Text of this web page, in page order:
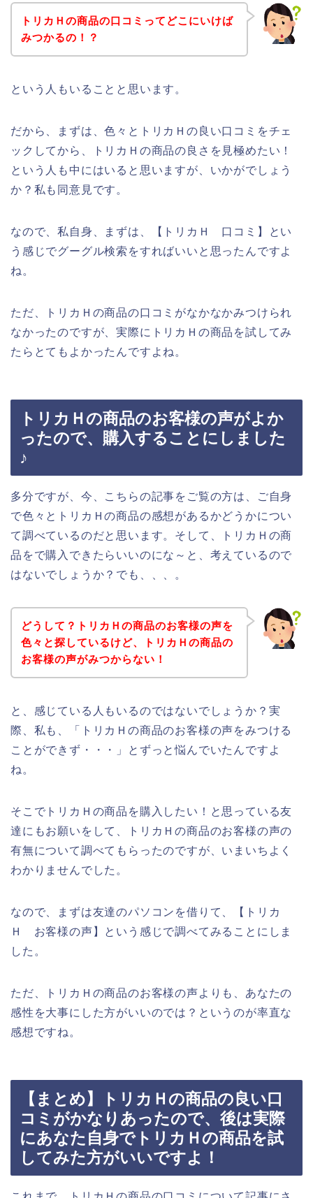
トリカＨの商品の口コミってどこにいけば
みつかるの！？
という人もいることと思います。
だから、まずは、色々とトリカＨの良い口コミをチェ
ックしてから、トリカＨの商品の良さを見極めたい！
という人も中にはいると思いますが、いかがでしょう
か？私も同意見です。
なので、私自身、まずは、【トリカＨ 口コミ】とい
う感じでグーグル検索をすればいいと思ったんですよ
ね。
ただ、トリカＨの商品の口コミがなかなかみつけられ
なかったのですが、実際にトリカＨの商品を試してみ
たらとてもよかったんですよね。
トリカＨの商品のお客様の声がよか
ったので、購入することにしました
♪
多分ですが、今、こちらの記事をご覧の方は、ご自身
で色々とトリカＨの商品の感想があるかどうかについ
て調べているのだと思います。そして、トリカＨの商
品をで購入できたらいいのにな～と、考えているので
はないでしょうか？でも、、、。
どうして？トリカＨの商品のお客様の声を
色々と探しているけど、トリカＨの商品の
お客様の声がみつからない！
と、感じている人もいるのではないでしょうか？実
際、私も、「トリカＨの商品のお客様の声をみつける
ことができず・・・」とずっと悩んでいたんですよ
ね。
そこでトリカＨの商品を購入したい！と思っている友
達にもお願いをして、トリカＨの商品のお客様の声の
有無について調べてもらったのですが、いまいちよく
わかりませんでした。
なので、まずは友達のパソコンを借りて、【トリカ
Ｈ お客様の声】という感じで調べてみることにしま
した。
ただ、トリカＨの商品のお客様の声よりも、あなたの
感性を大事にした方がいいのでは？というのが率直な
感想ですね。
【まとめ】トリカＨの商品の良い口
コミがかなりあったので、後は実際
にあなた自身でトリカＨの商品を試
してみた方がいいですよ！